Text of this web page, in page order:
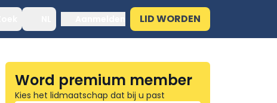
LID WORDEN
Word premium member
Kies het lidmaatschap dat bij u past